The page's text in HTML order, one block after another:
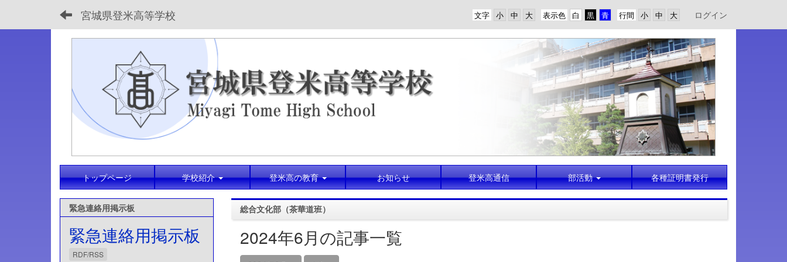
宮城県登米高等学校 行間
表示色
文字 ログイン
トップページ 学校紹介 登米高の教育 お知らせ 登米高通信 部活動 各種証明書発行
総合文化部（茶華道班）
2024年6月の記事一覧
緊急連絡用掲示板
緊急連絡用掲示板
RDF/RSS